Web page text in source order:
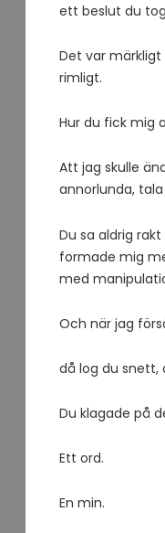
ett beslut du
Det var
rimligt.
Hur du fick mig
Att jag skulle
annorlunda,
Du sa aldrig
formade mig
med
Och när jag
då log du snett,
Du klagade på
Ett ord.
En min.